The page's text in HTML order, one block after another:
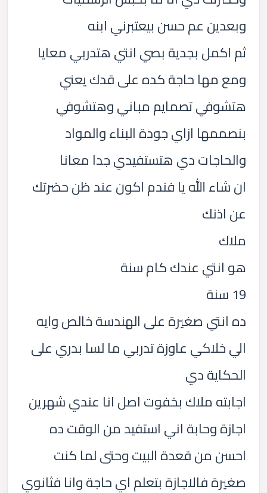
وبعدين عم حسن بيعتبرني ابنه
ثم اكمل بجدية بصي انتي هتدربي معايا
ومع مها حاجة كده على قدك يعني
هتشوفي تصمايم مباني وهتشوفي
بنصممها ازاي جودة البناء والمواد
والحاجات دي هتستفيدي جدا معانا
ان شاء الله يا فندم اكون عند ظن حضرتك
عن اذنك
ملاك
هو انتي عندك كام سنة
19 سنة
ده انتي صغيرة على الهندسة خالص وايه
الي خلاكي عاوزة تدربي ما لسا بدري على
الحكاية دي
اجابته ملاك بخفوت اصل انا عندي شهرين
اجازة وحابة اني استفيد من الوقت ده
احسن من قعدة البيت وحتى لما كنت
صغيرة فالاجازة بتعلم اي حاجة وانا فثانوي